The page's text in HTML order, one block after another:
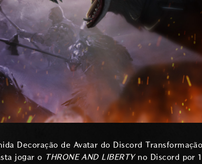
Decoração de Avatar do Discord
jogar o THRONE AND LIBERTYno Discord por